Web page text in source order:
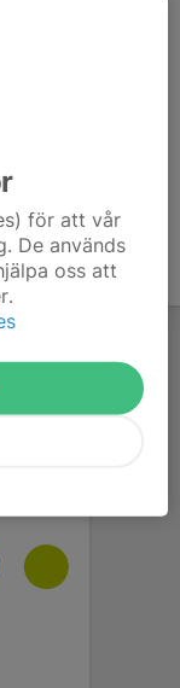
för att vår
De används
oss att